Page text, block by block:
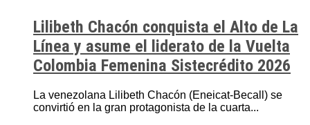
Lilibeth Chacón conquista el Alto de La
Línea y asume el liderato de la Vuelta
Colombia Femenina Sistecrédito 2026
La venezolana Lilibeth Chacón (Eneicat-Becall) se
convirtió en la gran protagonista de la cuarta...